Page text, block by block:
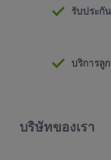
รับประกั
บริการลู
บริษัทของเรา